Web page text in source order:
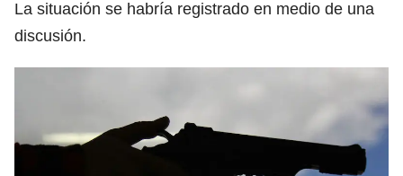
La situación se habría registrado en medio de una
discusión.